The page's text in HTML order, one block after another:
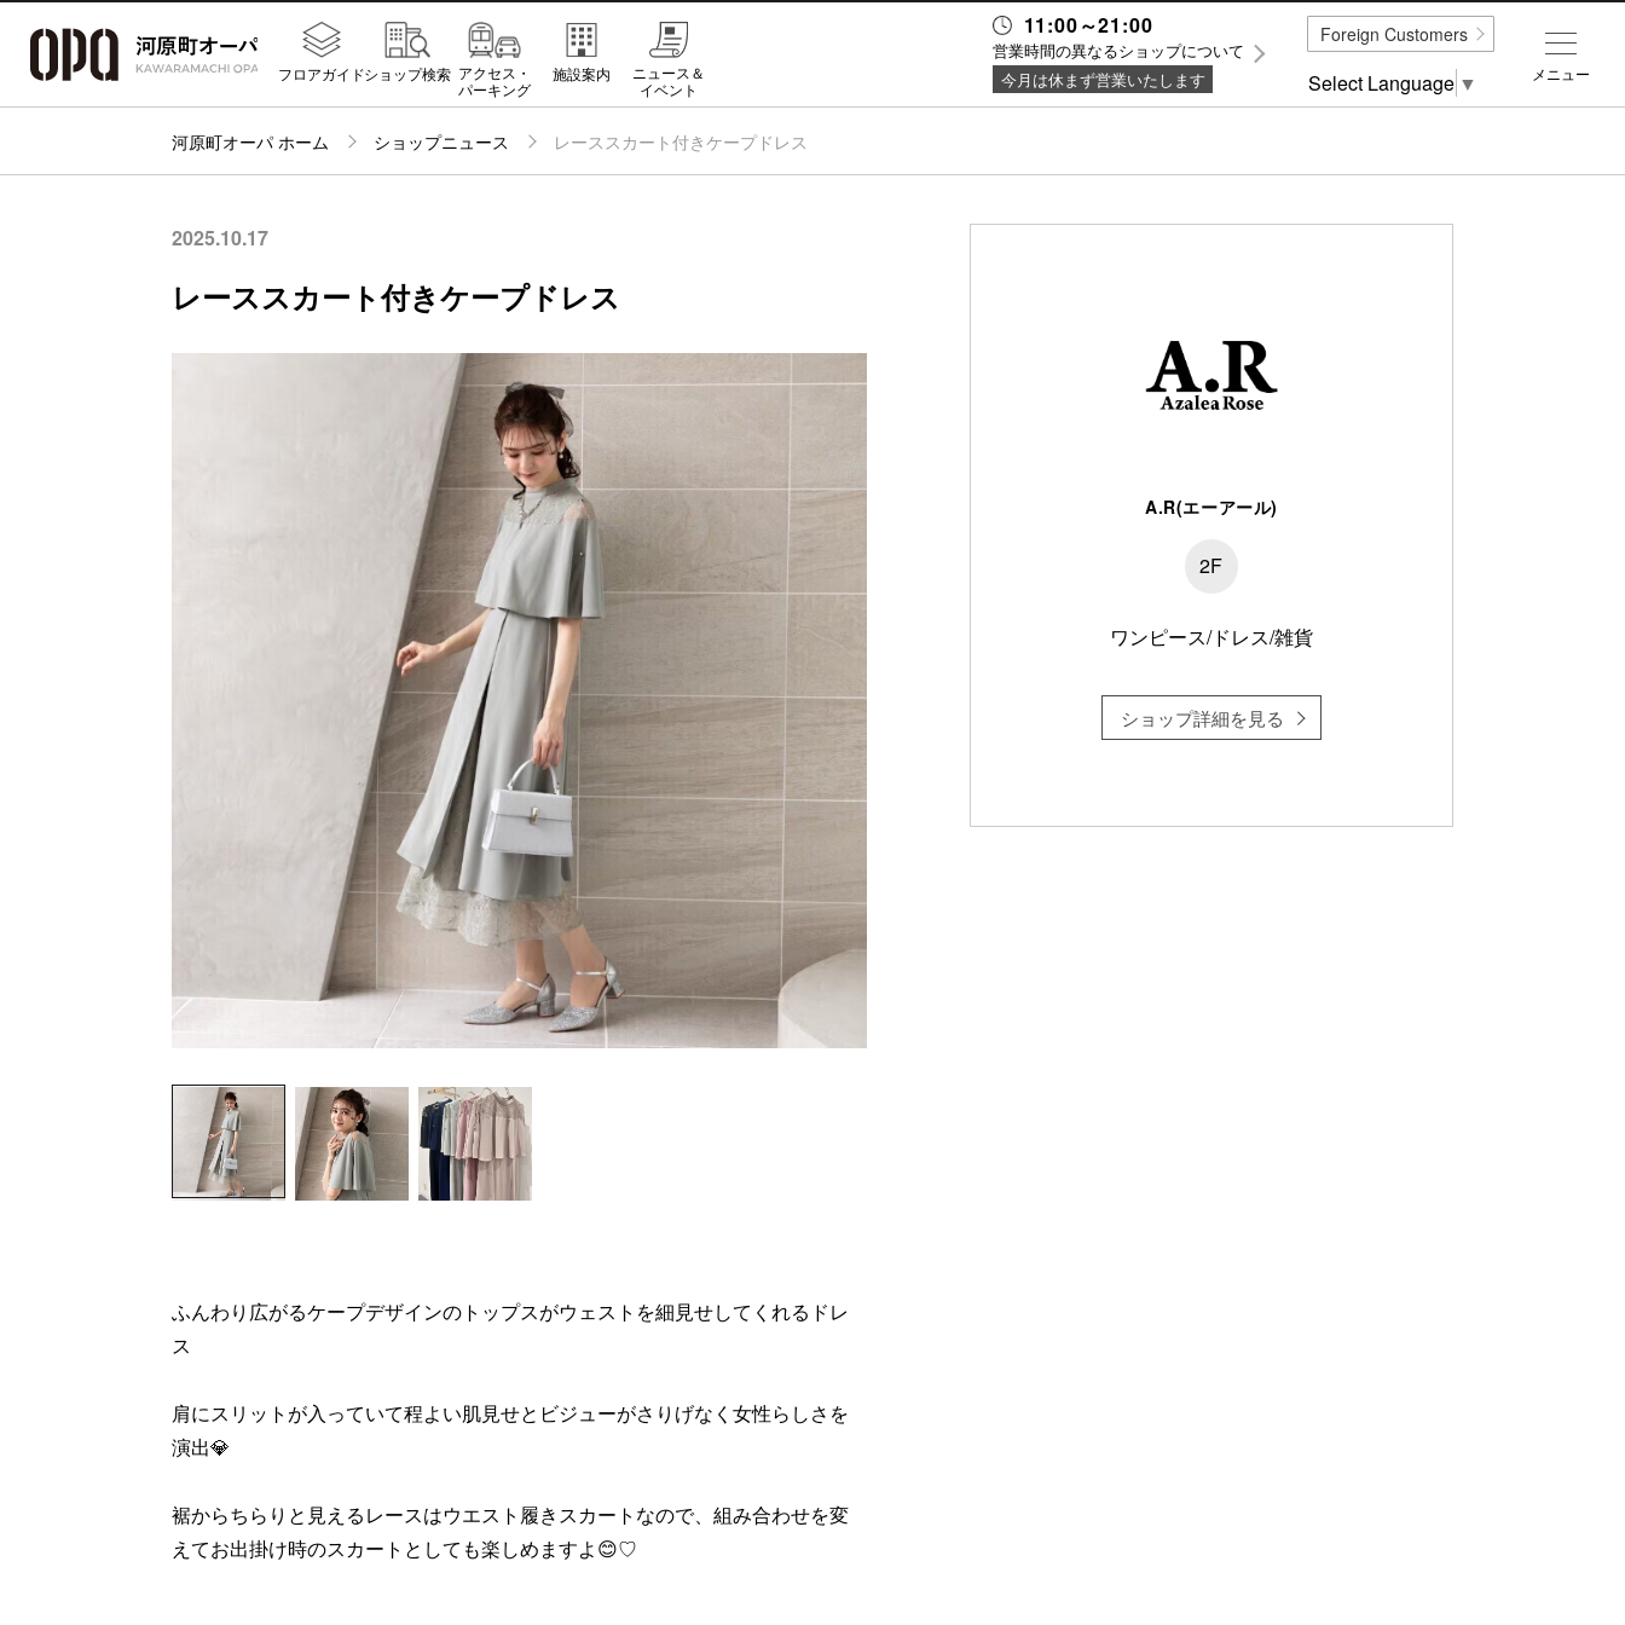
11:00～21:00
営業時間の異なるショップについて
今月は休まず営業いたします
フロアガイドショップ検索 アクセス・
パーキング
施設案内
ニュース＆
イベント
河原町オーパ ホーム ショップニュース レーススカート付きケープドレス
2025.10.17
レーススカート付きケープドレス
ふんわり広がるケープデザインのトップスがウェストを細見せしてくれるドレ
ス
肩にスリットが入っていて程よい肌見せとビジューがさりげなく女性らしさを
演出💎
裾からちらりと見えるレースはウエスト履きスカートなので、組み合わせを変
えてお出掛け時のスカートとしても楽しめますよ😊♡
A.R(エーアール)
2F
ワンピース/ドレス/雑貨
ショップ詳細を見る
メニュー
Foreign Customers
Select Language ▼